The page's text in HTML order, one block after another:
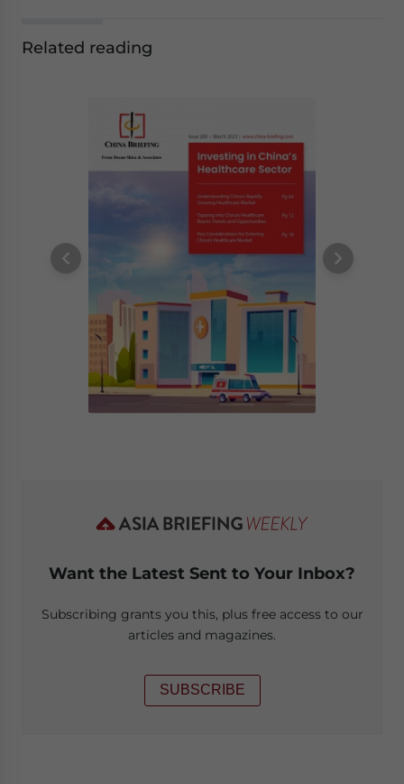
Related reading
Want the Latest Sent to Your Inbox?
Subscribing grants you this, plus free access to our
articles and magazines.
SUBSCRIBE